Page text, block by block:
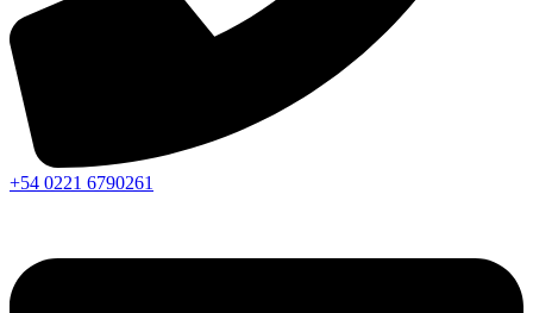
+54 0221 6790261